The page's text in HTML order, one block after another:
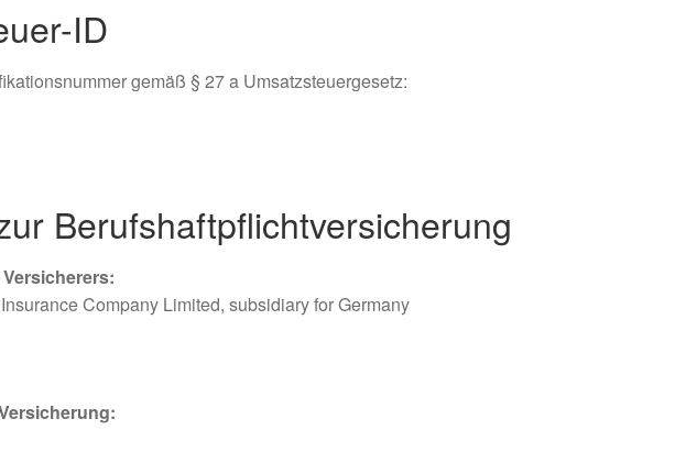
ID
gemäß § 27 a Umsatzsteuergesetz:
Berufshaftpflichtversicherung
Company Limited, subsidiary for Germany